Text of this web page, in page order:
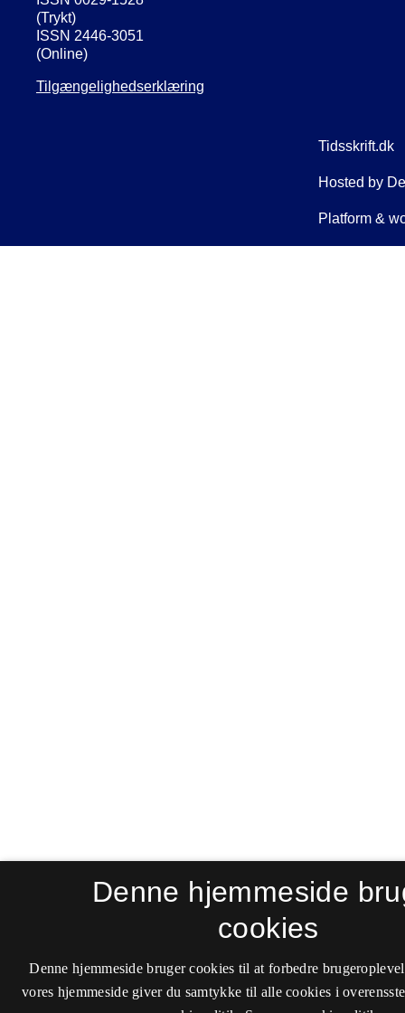
(Trykt)
ISSN 2446-3051
(Online)
Tilgængelighedserklæring
Denne hjemmeside
cookies
Denne hjemmeside bruger cookies til at forbedre
vores hjemmeside giver du samtykke til alle cookies i